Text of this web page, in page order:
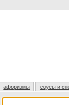
афоризмы соусы и